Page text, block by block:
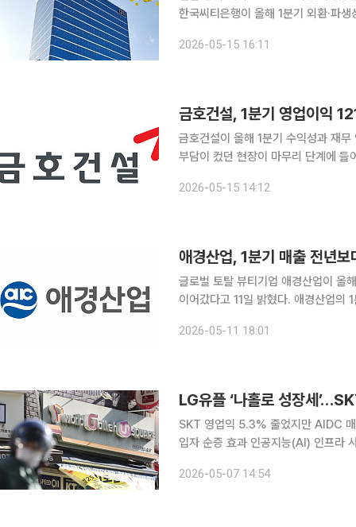
한국씨티은행이 올해 1분기 외환·파
2026-05-15 16:11
금호건설, 1분기 영업이익
금호건설이 올해 1분기 수익성과 재
부담이 컸던 현장이 마무리 단계에
순이익 108억원을 기록했다고 밝혔
2026-05-15 14:12
애경산업, 1분기 매출 전년
글로벌 토탈 뷰티기업 애경산업이 올
이어갔다고 11일 밝혔다. 애경산업의 1분기 연결 기준 매출은 1588억원으로 전년 동기 대비 5.1%
2026-05-11 18:01
LG유플 ‘나홀로 성장세
SKT 영업익 5.3% 줄었지만 AIDC
입자 순증 효과 인공지능(AI) 인프라 사업이 통신사 실적을 좌우하는 핵심 축으로 부상했다. SK텔레
이익 5000억원대를 회복했다. 해킹
2026-05-07 14:54